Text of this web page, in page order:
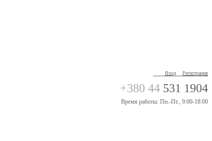
Вход Регистрация
+380 44 531 1904
Время работы: Пн.-Пт., 9:00-18:00